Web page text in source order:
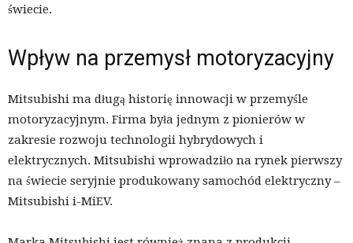
świecie.
Wpływ na przemysł motoryzacyjny
Mitsubishi ma długą historię innowacji w przemyśle
motoryzacyjnym. Firma była jednym z pionierów w
zakresie rozwoju technologii hybrydowych i
elektrycznych. Mitsubishi wprowadziło na rynek pierwszy
na świecie seryjnie produkowany samochód elektryczny –
Mitsubishi i-MiEV.